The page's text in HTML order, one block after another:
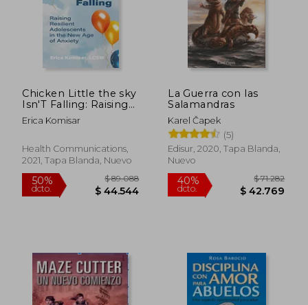
dcto. $ 26.325
50%
dcto. $
Chicken Little the sky
Isn'T Falling: Raising
Resilient Adolescents
in the new age of
Erica Komisar
Health Communications,
2021, Tapa Blanda, Nuevo
La Guerra con las
Salamandras
Karel Čapek
(5)
Edisur, 2020, Tapa Blanda,
Nuevo